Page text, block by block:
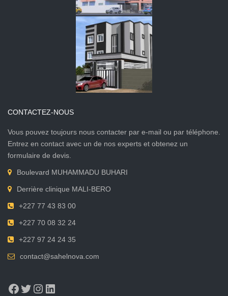
CONTACTEZ-NOUS
Vous pouvez toujours nous contacter par e-mail ou par téléphone.
Entrez en contact avec un de nos experts et obtenez un
formulaire de devis.
Boulevard MUHAMMADU BUHARI
Derrière clinique MALI-BERO
+227 77 43 83 00
+227 70 08 32 24
+227 97 24 24 35
contact@sahelnova.com
Facebook
Twitter
Instagram
LinkedIn